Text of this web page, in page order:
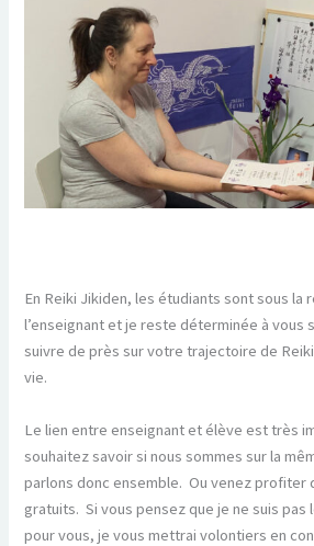
En Reiki Jikiden, les étudiants sont sous la
l’enseignant et je reste déterminée à vous
suivre de près sur votre trajectoire de
vie.
Le lien entre enseignant et élève est très
souhaitez savoir si nous sommes sur la
parlons donc ensemble. Ou venez profiter
gratuits. Si vous pensez que je ne suis pas
pour vous, je vous mettrai volontiers en